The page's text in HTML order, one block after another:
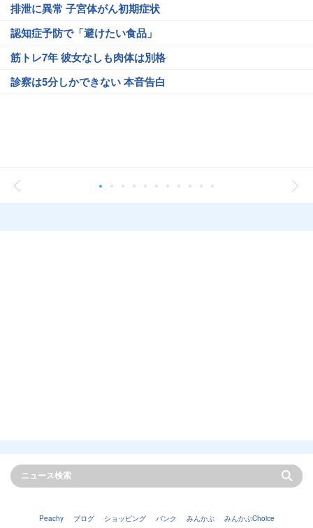
排泄に異常 子宮体がん初期症状
認知症予防で「避けたい食品」
筋トレ7年 彼女なしも肉体は別格
診察は5分しかできない 本音告白
Peachy ブログ ショッピング バンク みんかぶ みんかぶChoice